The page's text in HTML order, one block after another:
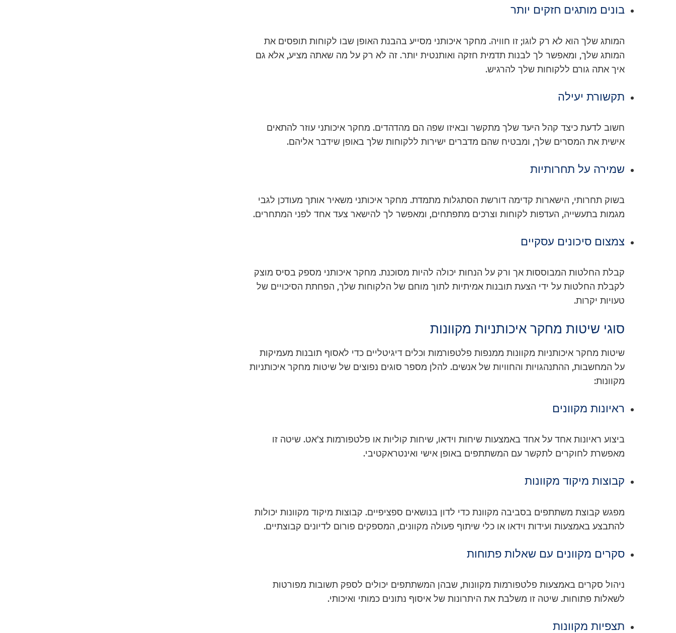
בונים מותגים חזקים יותר
המותג שלך הוא לא רק לוגו; זו חוויה. מחקר איכותני מסייע בהבנת האופן שבו לקוחות תופסים את
המותג שלך, ומאפשר לך לבנות תדמית חזקה ואותנטית יותר. זה לא רק על מה שאתה מציע, אלא גם
איך אתה גורם ללקוחות שלך להרגיש.
תקשורת יעילה
חשוב לדעת כיצד קהל היעד שלך מתקשר ובאיזו שפה הם מהדהדים. מחקר איכותני עוזר להתאים
אישית את המסרים שלך, ומבטיח שהם מדברים ישירות ללקוחות שלך באופן שידבר אליהם.
שמירה על תחרותיות
בשוק תחרותי, הישארות קדימה דורשת הסתגלות מתמדת. מחקר איכותני משאיר אותך מעודכן לגבי
מגמות בתעשייה, העדפות לקוחות וצרכים מתפתחים, ומאפשר לך להישאר צעד אחד לפני המתחרים.
צמצום סיכונים עסקיים
קבלת החלטות המבוססות אך ורק על הנחות יכולה להיות מסוכנת. מחקר איכותני מספק בסיס מוצק
לקבלת החלטות על ידי הצעת תובנות אמיתיות לתוך מוחם של הלקוחות שלך, הפחתת הסיכויים של
טעויות יקרות.
סוגי שיטות מחקר איכותניות מקוונות
שיטות מחקר איכותניות מקוונות ממנפות פלטפורמות וכלים דיגיטליים כדי לאסוף תובנות מעמיקות
על המחשבות, ההתנהגויות והחוויות של אנשים. להלן מספר סוגים נפוצים של שיטות מחקר איכותניות
מקוונות:
ראיונות מקוונים
ביצוע ראיונות אחד על אחד באמצעות שיחות וידאו, שיחות קוליות או פלטפורמות צ'אט. שיטה זו
מאפשרת לחוקרים לתקשר עם המשתתפים באופן אישי ואינטראקטיבי.
קבוצות מיקוד מקוונות
מפגש קבוצת משתתפים בסביבה מקוונת כדי לדון בנושאים ספציפיים. קבוצות מיקוד מקוונות יכולות
להתבצע באמצעות ועידות וידאו או כלי שיתוף פעולה מקוונים, המספקים פורום לדיונים קבוצתיים.
סקרים מקוונים עם שאלות פתוחות
ניהול סקרים באמצעות פלטפורמות מקוונות, שבהן המשתתפים יכולים לספק תשובות מפורטות
לשאלות פתוחות. שיטה זו משלבת את היתרונות של איסוף נתונים כמותי ואיכותי.
תצפיות מקוונות